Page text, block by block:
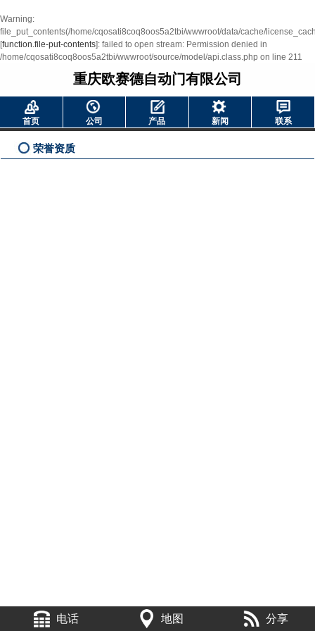
Warning:
file_put_contents(/home/cqosati8coq8oos5a2tbi/wwwroot/data/cache/
[function.file-put-contents]: failed to open stream: Permission denied in
/home/cqosati8coq8oos5a2tbi/wwwroot/source/model/api.class.php on line 211
重庆欧赛德自动门有限公司
首页 公司 产品 新闻 联系
荣誉资质
电话 地图 分享